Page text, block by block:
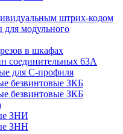
штрих-кодом
модульного
в шкафах
соединительных 63А
для С-профиля
безвинтовые ЗКБ
безвинтовые ЗКБ
ЗНИ
ЗНН